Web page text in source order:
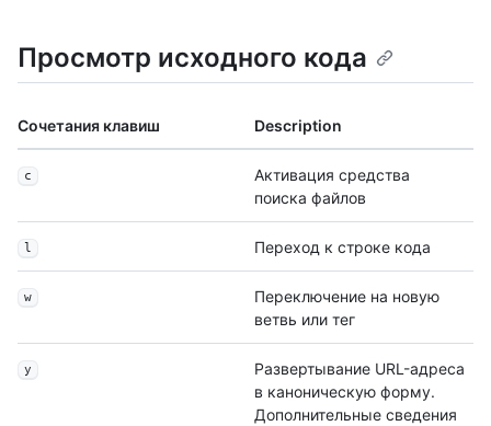
Просмотр исходного кода
Сочетания клавиш Description
с
Активация средства
поиска файлов
l Переход к строке кода
w
Переключение на новую
ветвь или тег
y
Развертывание URL-адреса
в каноническую форму.
Дополнительные сведения